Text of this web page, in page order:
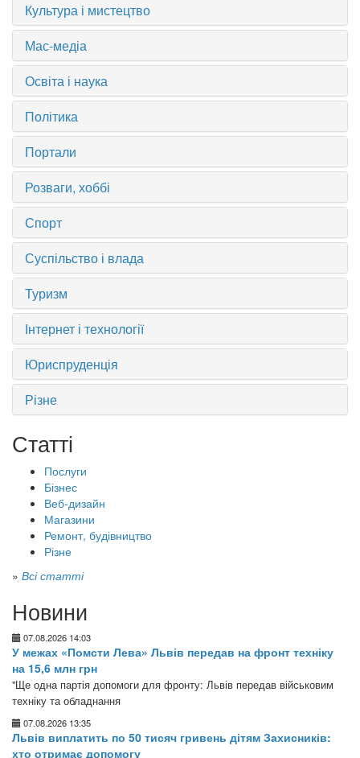
Культура і мистецтво
Мас-медіа
Освіта і наука
Політика
Портали
Розваги, хоббі
Спорт
Суспільство і влада
Туризм
Інтернет і технології
Юриспруденція
Різне
Статті
Послуги
Бізнес
Веб-дизайн
Магазини
Ремонт, будівництво
Різне
» Всі статті
Новини
07.08.2026 14:03
У межах «Помсти Лева» Львів передав на фронт техніку
на 15,6 млн грн
"Ще одна партія допомоги для фронту: Львів передав військовим
техніку та обладнання
07.08.2026 13:35
Львів виплатить по 50 тисяч гривень дітям Захисників:
хто отримає допомогу